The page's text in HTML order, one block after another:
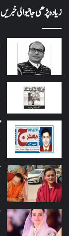
زیادہ پڑھی جانیوالی خبریں